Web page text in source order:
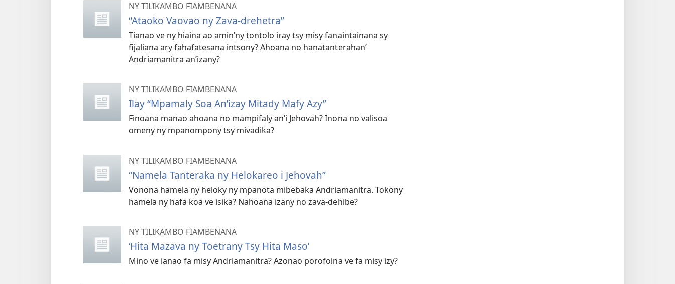
NY TILIKAMBO FIAMBENANA
“Ataoko Vaovao ny Zava-drehetra”
Tianao ve ny hiaina ao amin’ny tontolo iray tsy misy fanaintainana sy
fijaliana ary fahafatesana intsony? Ahoana no hanatanterahan’
Andriamanitra an’izany?
NY TILIKAMBO FIAMBENANA
Ilay “Mpamaly Soa An’izay Mitady Mafy Azy”
Finoana manao ahoana no mampifaly an’i Jehovah? Inona no valisoa
omeny ny mpanompony tsy mivadika?
NY TILIKAMBO FIAMBENANA
“Namela Tanteraka ny Helokareo i Jehovah”
Vonona hamela ny heloky ny mpanota mibebaka Andriamanitra. Tokony
hamela ny hafa koa ve isika? Nahoana izany no zava-dehibe?
NY TILIKAMBO FIAMBENANA
‘Hita Mazava ny Toetrany Tsy Hita Maso’
Mino ve ianao fa misy Andriamanitra? Azonao porofoina ve fa misy izy?